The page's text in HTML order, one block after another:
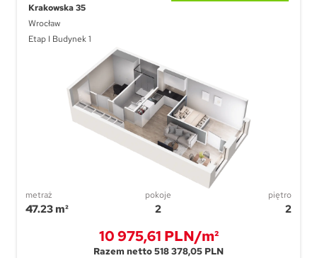
Krakowska 35
Wrocław
Etap I Budynek 1
metraż
47.23 m²
pokoje
2
piętro
2
10 975,61 PLN/m²
Razem netto 518 378,05 PLN